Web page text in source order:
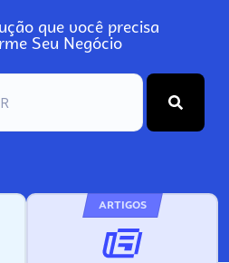
que você precisa
Seu Negócio
ARTIGOS